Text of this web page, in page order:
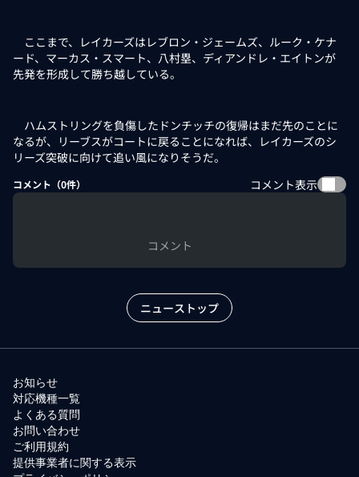
ここまで、レイカーズはレブロン・ジェームズ、ルーク・ケナ
ード、マーカス・スマート、八村塁、ディアンドレ・エイトンが
先発を形成して勝ち越している。
ハムストリングを負傷したドンチッチの復帰はまだ先のことに
なるが、リーブスがコートに戻ることになれば、レイカーズのシ
リーズ突破に向けて追い風になりそうだ。
コメント（0件） コメント表示
コメント
ニューストップ
お知らせ
対応機種一覧
よくある質問
お問い合わせ
ご利用規約
提供事業者に関する表示